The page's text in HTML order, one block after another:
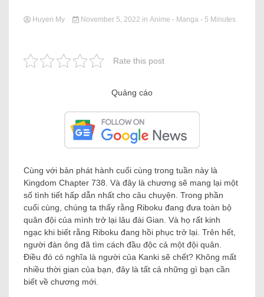
Huyen My November 5, 2022 in Anime - Manga - 5 Minutes
Rate this post
Quảng cáo
Cùng với bản phát hành cuối cùng trong tuần này là
Kingdom Chapter 738. Và đây là chương sẽ mang lại một
số tình tiết hấp dẫn nhất cho câu chuyện. Trong phần
cuối cùng, chúng ta thấy rằng Riboku đang đưa toàn bộ
quân đội của mình trở lại lâu đài Gian. Và họ rất kinh
ngạc khi biết rằng Riboku đang hồi phục trở lại. Trên hết,
người đàn ông đã tìm cách đầu độc cả một đội quân.
Điều đó có nghĩa là người của Kanki sẽ chết? Không mất
nhiều thời gian của bạn, đây là tất cả những gì bạn cần
biết về chương mới.